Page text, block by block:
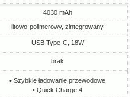
4030 mAh
litowo-polimerowy, zintegrowany
USB Type-C, 18W
brak
• Szybkie ładowanie przewodowe
• Quick Charge 4